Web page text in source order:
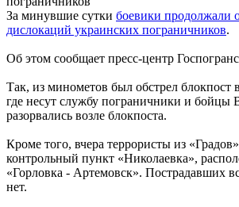
За минувшие сутки боевики продолжали
дислокаций украинских пограничников.
Об этом сообщает пресс-центр
Так, из минометов был обстрел блокпост
где несут службу пограничники и
разорвались возле блокпоста.
Кроме того, вчера террористы из
контрольный пункт «Николаевка»,
«Горловка - Артемовск». Пострадавших
нет.